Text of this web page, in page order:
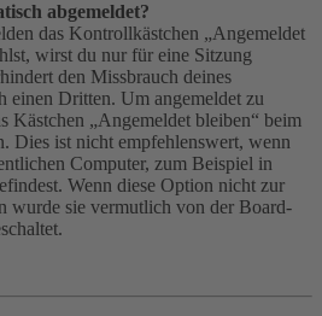
abgemeldet?
das Kontrollkästchen „Angemeldet
wirst du nur für eine Sitzung
den Missbrauch deines
einen Dritten. Um angemeldet zu
Kästchen „Angemeldet bleiben“ beim
Dies ist nicht empfehlenswert, wenn
Computer, zum Beispiel in
Wenn diese Option nicht zur
wurde sie vermutlich von der Board-